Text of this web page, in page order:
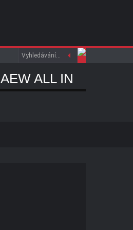
AEW ALL IN